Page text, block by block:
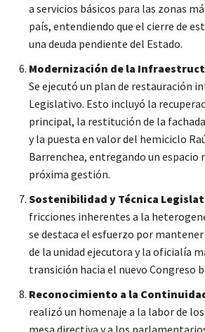
a servicios básicos para las zonas
país, entendiendo que el cierre de
una deuda pendiente del Estado.
Modernización de la
Se ejecutó un plan de restauración
Legislativo. Esto incluyó la
principal, la restitución de la
y la puesta en valor del hemiciclo
Barrenchea, entregando un espacio
próxima gestión.
Sostenibilidad y Técnica
fricciones inherentes a la
se destaca el esfuerzo por
de la unidad ejecutora y la oficialía
transición hacia el nuevo Congreso
Reconocimiento a la
realizó un homenaje a la labor de
mesa directiva y a los